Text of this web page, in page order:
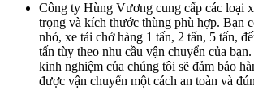
Công ty Hùng Vương cung cấp các loại
trọng và kích thước thùng phù hợp. Bạn
nhỏ, xe tải chở hàng 1 tấn, 2 tấn, 5 tấn,
tấn tùy theo nhu cầu vận chuyển của
kinh nghiệm của chúng tôi sẽ đảm bảo
được vận chuyển một cách an toàn và